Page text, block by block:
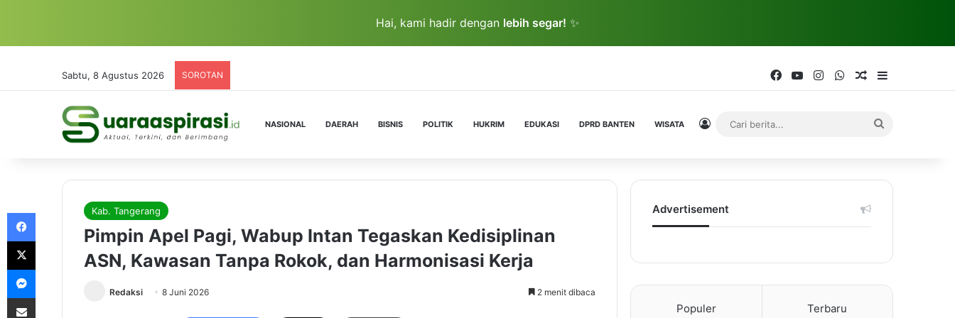
Hai, kami hadir dengan lebih segar! ✨
Sabtu, 8 Agustus 2026 SOROTAN FacebookYouTubeInstagramWhatsAppRandom Article
NASIONAL DAERAH BISNIS POLITIK HUKRIM EDUKASI DPRD BANTEN WISATA Log In
Kab. Tangerang
Pimpin Apel Pagi, Wabup Intan Tegaskan Kedisiplinan
ASN, Kawasan Tanpa Rokok, dan Harmonisasi Kerja
Redaksi 8 Juni 2026 2 menit dibaca
Advertisement
Populer Terbaru
Messenger